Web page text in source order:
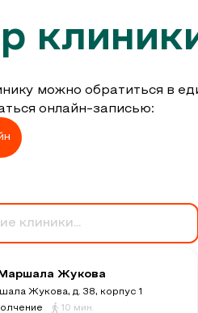
можно обратиться в
онлайн-записью:
Жукова
Жукова, д. 38, корпус 1
10 мин.